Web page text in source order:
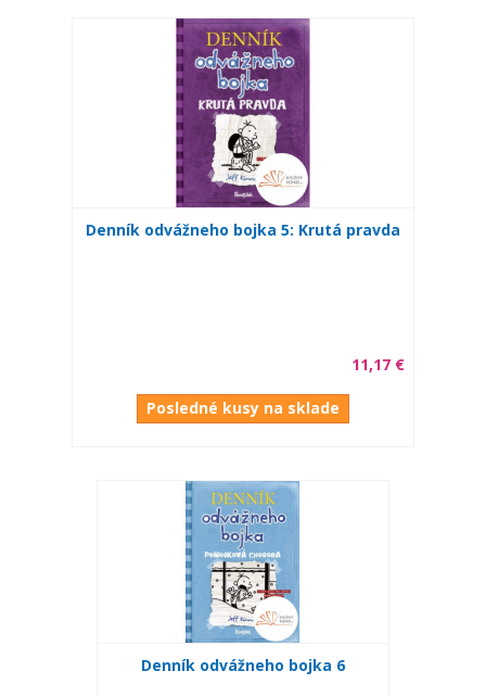
Denník odvážneho bojka 5: Krutá pravda
11,17 €
Posledné kusy na sklade
Denník odvážneho bojka 6